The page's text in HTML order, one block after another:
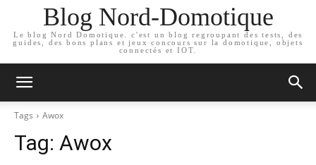
Blog Nord-Domotique
Le blog Nord Domotique. c'est un blog regroupant des tests, des
guides, des bons plans et jeux concours sur la domotique, objets
connectés et IOT.
Tags Awox
Tag: Awox